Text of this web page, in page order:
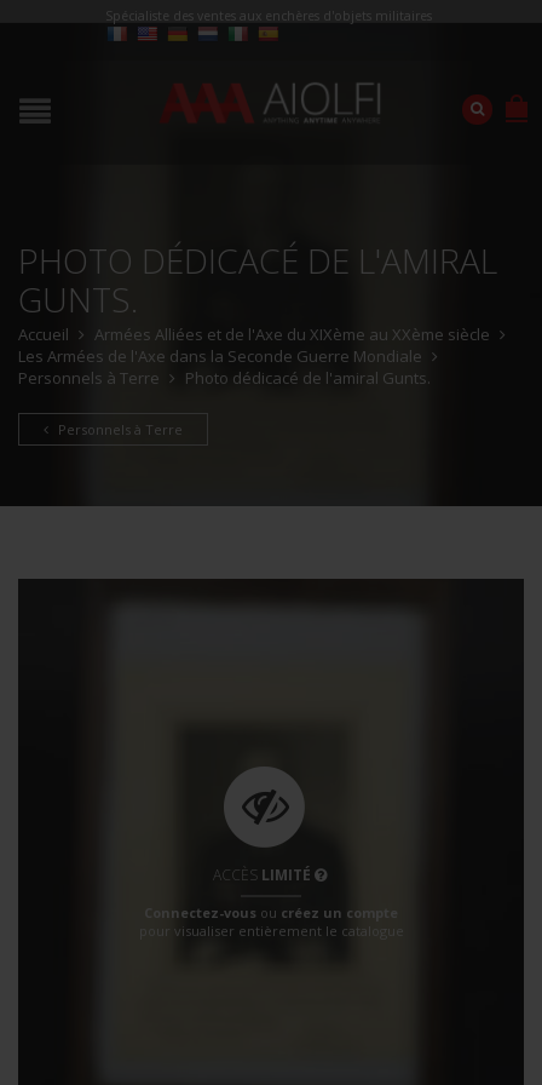
Spécialiste des ventes aux enchères d'objets militaires
PHOTO DÉDICACÉ DE L'AMIRAL
GUNTS.
Accueil
Armées Alliées et de l'Axe du XIXème au XXème siècle
Les Armées de l'Axe dans la Seconde Guerre Mondiale
Personnels à Terre
Photo dédicacé de l'amiral Gunts.
Personnels à Terre
ACCÈS LIMITÉ
Connectez-vous ou créez un compte
pour visualiser entièrement le catalogue